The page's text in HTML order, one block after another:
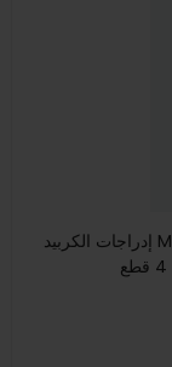
إدراجات الكربيد Machifit 10 قطع DCMT070204 مع حامل أداة